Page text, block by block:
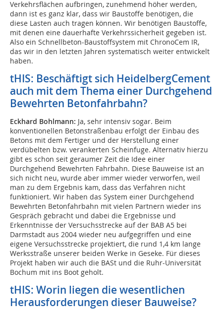
Verkehrsflächen aufbringen, zunehmend höher werden,
dann ist es ganz klar, dass wir Baustoffe benötigen, die
diese Lasten auch tragen können. Wir benötigen Baustoffe,
mit denen eine dauerhafte Verkehrssicherheit gegeben ist.
Also ein Schnellbeton-Baustoffsystem mit ChronoCem IR,
das wir in den letzten Jahren systematisch weiter entwickelt
haben.
tHIS: Beschäftigt sich HeidelbergCement
auch mit dem Thema einer Durchgehend
Bewehrten Betonfahrbahn?
Eckhard Bohlmann: Ja, sehr intensiv sogar. Beim
konventionellen Betonstraßenbau erfolgt der Einbau des
Betons mit dem Fertiger und der Herstellung einer
verdübelten bzw. verankerten Scheinfuge. Alternativ hierzu
gibt es schon seit geraumer Zeit die Idee einer
Durchgehend Bewehrten Fahrbahn. Diese Bauweise ist an
sich nicht neu, wurde aber immer wieder verworfen, weil
man zu dem Ergebnis kam, dass das Verfahren nicht
funktioniert. Wir haben das System einer Durchgehend
Bewehrten Betonfahrbahn mit vielen Partnern wieder ins
Gespräch gebracht und dabei die Ergebnisse und
Erkenntnisse der Versuchsstrecke auf der BAB A5 bei
Darmstadt aus 2004 wieder neu aufgegriffen und eine
eigene Versuchsstrecke projektiert, die rund 1,4 km lange
Werksstraße unserer beiden Werke in Geseke. Für dieses
Projekt haben wir auch die BASt und die Ruhr-Universität
Bochum mit ins Boot geholt.
tHIS: Worin liegen die wesentlichen
Herausforderungen dieser Bauweise?